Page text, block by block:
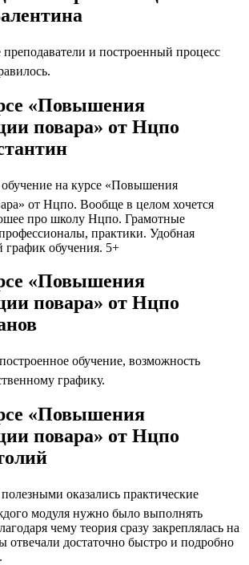
преподаватели и построенный процесс
«Повышения
повара» от Нцпо
обучение на курсе «Повышения
от Нцпо. Вообще в целом хочется
про школу Нцпо. Грамотные
практики. Удобная
обучения. 5+
«Повышения
повара» от Нцпо
построенное обучение, возможность
графику.
«Повышения
повара» от Нцпо
полезными оказались практические
модуля нужно было выполнять
чему теория сразу закреплялась на
отвечали достаточно быстро и подробно